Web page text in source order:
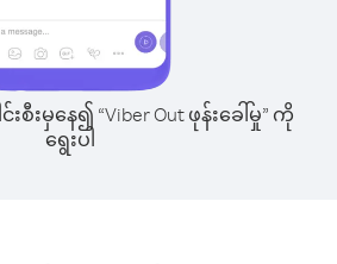
စီးမှနေ၍ “Viber Out ဖုန်းခေါ်မှု” ကို
ရွေးပါ